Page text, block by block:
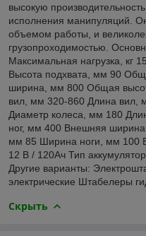
высокую
исполнения манипуляций.
объемом работы, и
грузопроходимостью.
Максимальная нагрузка, кг
Высота подхвата, мм 90
ширина, мм 800 Общая
вил, мм 320-860 Длина
Диаметр колеса, мм 180
ног, мм 400 Внешняя ширина
мм 85 Ширина ноги, мм 100
12 В / 120Aч Тип
Другие варианты:
электрические Штабелеры
Скрыть